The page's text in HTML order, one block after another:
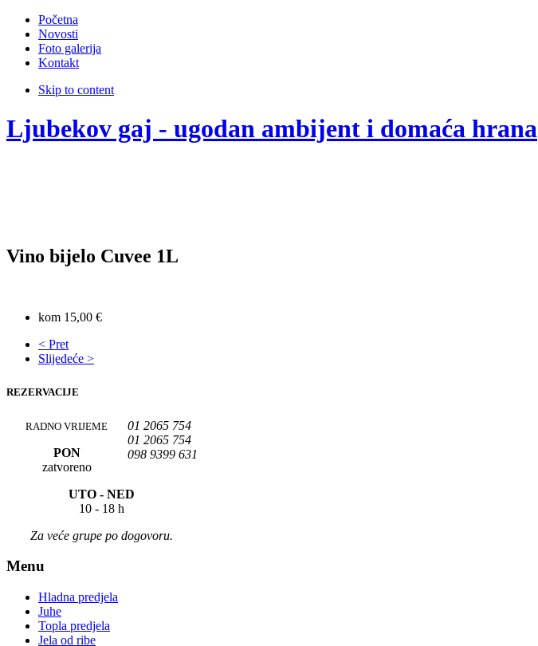
Početna
Novosti
Foto galerija
Kontakt
Skip to content
Ljubekov gaj - ugodan ambijent i domaća hrana
Vino bijelo Cuvee 1L
kom 15,00 €
< Pret
Slijedeće >
REZERVACIJE
01 2065 754
01 2065 754
098 9399 631
RADNO VRIJEME
PON
zatvoreno
UTO -NED
10 - 18 h
Za veće grupe po dogovoru.
Menu
Hladna predjela
Juhe
Topla predjela
Jela od ribe